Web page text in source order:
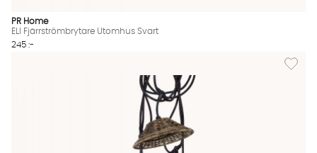
PR Home
ELI Fjärrströmbrytare Utomhus Svart
245 :-
Lägg